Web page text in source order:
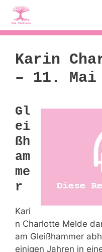
Zum
Inhalt
springen
Karin
– 11. Mai
Gl
ei
ßh
am
me
r
Kari
n Charlotte Melde
am Gleißhammer
einigen Jahren in